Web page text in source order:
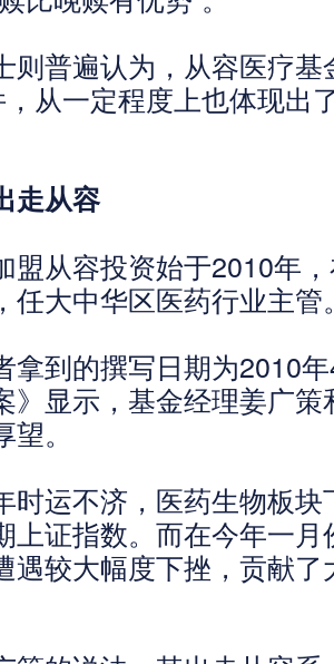
普遍认为，从容医疗基
，从一定程度上也体现出
从容
从容投资始于2010年，
任大中华区医药行业主管
到的撰写日期为2010年
》显示，基金经理姜广
。
运不济，医药生物板块
上证指数。而在今年一
遇较大幅度下挫，贡献